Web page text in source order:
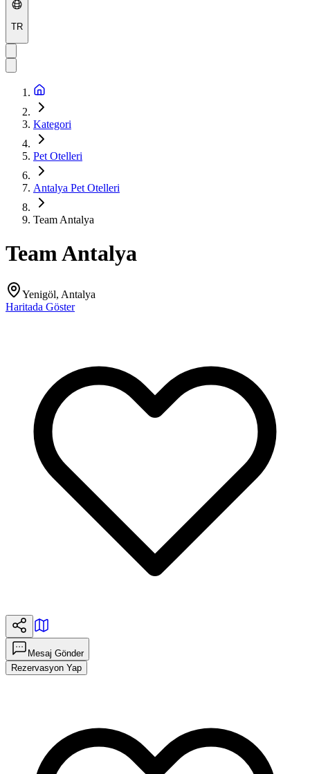
TR
Kategori
Pet Otelleri
Antalya Pet Otelleri
Team Antalya
Team Antalya
Yenigöl, Antalya
Haritada Göster
Mesaj Gönder
Rezervasyon Yap